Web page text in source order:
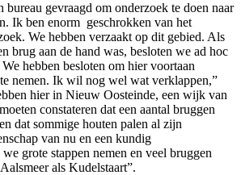
bureau gevraagd om onderzoek te doen naar
Ik ben enorm geschrokken van het
We hebben verzaakt op dit gebied. Als
brug aan de hand was, besloten we ad hoc
hebben besloten om hier voortaan
nemen. Ik wil nog wel wat verklappen,”
hier in Nieuw Oosteinde, een wijk van
constateren dat een aantal bruggen
dat sommige houten palen al zijn
van nu en een kundig
grote stappen nemen en veel bruggen
als Kudelstaart”.